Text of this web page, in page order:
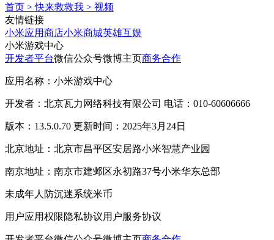
首页 >快来救救我 > 视频
友情链接
小米应用商店小米商城英雄互娱
小米游戏中心
开发者平台微信公众号微博主页商务合作
应用名称：小米游戏中心
开发者：北京瓦力网络科技有限公司 电话：010-60606666
版本：13.5.0.70 更新时间：2025年3月24日
北京地址：北京市昌平区安居路小米智慧产业园
南京地址：南京市建邺区永初路37号小米华东总部
未成年人防沉迷系统米币
用户应用权限隐私协议用户服务协议